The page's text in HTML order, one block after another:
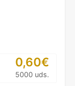
0,60€
5000 uds.